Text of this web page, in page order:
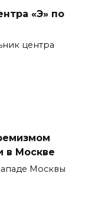
«Э» по
центра
в Москве
Москвы